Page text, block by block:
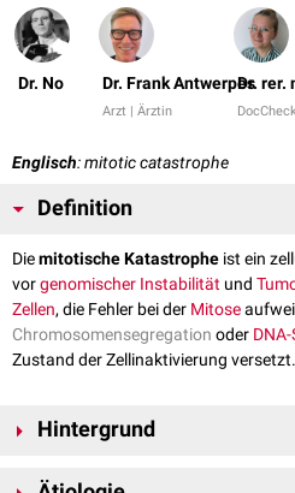
Dr. No Dr. Frank Antwerpes
Arzt | Ärztin
Dr. rer.
Englisch: mitotic catastrophe
Definition
Diemitotische Katastrophe ist ein
vorgenomischer Instabilität und
Zellen, die Fehler bei der Mitose
Chromosomensegregation oder
Zustand der Zellinaktivierung versetzt.
Hintergrund